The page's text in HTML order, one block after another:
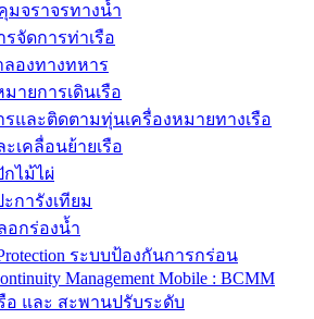
มจราจรทางน้ำ
จัดการท่าเรือ
ลองทางทหาร
ายการเดินเรือ
รและติดตามทุ่นเครื่องหมายทางเรือ
เคลื่อนย้ายเรือ
ไม้ไผ่
การังเทียม
อกร่องน้ำ
ระบบป้องกันการกร่อน
Management Mobile : BCMM
อ และ สะพานปรับระดับ